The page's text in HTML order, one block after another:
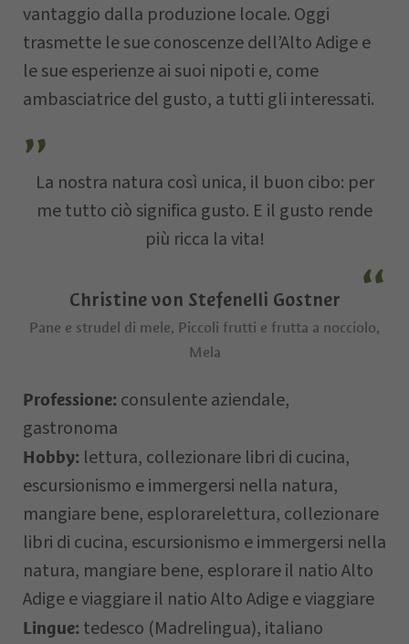
vantaggio dalla produzione locale. Oggi
trasmette le sue conoscenze dell’Alto Adige e
le sue esperienze ai suoi nipoti e, come
ambasciatrice del gusto, a tutti gli interessati.
La nostra natura così unica, il buon cibo: per
me tutto ciò significa gusto. E il gusto rende
più ricca la vita!
Christine von Stefenelli Gostner
Pane e strudel di mele, Piccoli frutti e frutta a nocciolo,
Mela
Professione: consulente aziendale,
gastronoma
Hobby: lettura, collezionare libri di cucina,
escursionismo e immergersi nella natura,
mangiare bene, esplorarelettura, collezionare
libri di cucina, escursionismo e immergersi nella
natura, mangiare bene, esplorare il natio Alto
Adige e viaggiare il natio Alto Adige e viaggiare
Lingue: tedesco (Madrelingua), italiano
Via
Data della
Il vostro messaggio…
Letto e compreso laprivacy policy,
autorizzo il Titolare al trattamento dei
dati personali.